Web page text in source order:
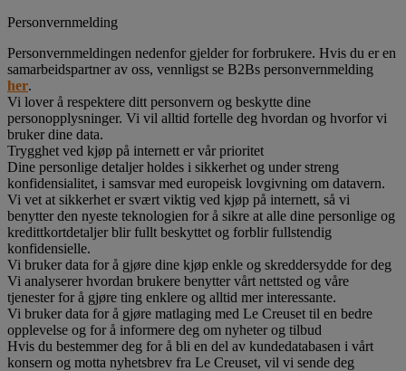
Personvernmelding
Personvernmeldingen nedenfor gjelder for forbrukere. Hvis du er en
samarbeidspartner av oss, vennligst se B2Bs personvernmelding
her.
Vi lover å respektere ditt personvern og beskytte dine
personopplysninger. Vi vil alltid fortelle deg hvordan og hvorfor vi
bruker dine data.
Trygghet ved kjøp på internett er vår prioritet
Dine personlige detaljer holdes i sikkerhet og under streng
konfidensialitet, i samsvar med europeisk lovgivning om datavern.
Vi vet at sikkerhet er svært viktig ved kjøp på internett, så vi
benytter den nyeste teknologien for å sikre at alle dine personlige og
kredittkortdetaljer blir fullt beskyttet og forblir fullstendig
konfidensielle.
Vi bruker data for å gjøre dine kjøp enkle og skreddersydde for deg
Vi analyserer hvordan brukere benytter vårt nettsted og våre
tjenester for å gjøre ting enklere og alltid mer interessante.
Vi bruker data for å gjøre matlaging med Le Creuset til en bedre
opplevelse og for å informere deg om nyheter og tilbud
Hvis du bestemmer deg for å bli en del av kundedatabasen i vårt
konsern og motta nyhetsbrev fra Le Creuset, vil vi sende deg